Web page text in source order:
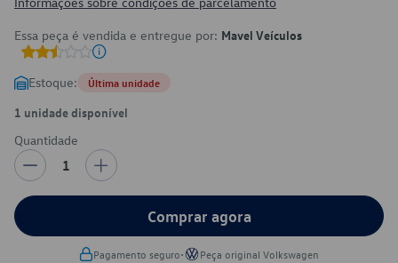
Essa peça é vendida e entregue por: Mavel Veículos
Estoque: Última unidade
1 unidade disponível
Quantidade
1
Comprar agora
Pagamento seguro• Peça original Volkswagen